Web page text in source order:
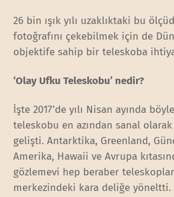
26 bin ışık yılı uzaklıktaki bu
fotoğrafını çekebilmek için de
objektife sahip bir teleskoba
‘Olay Ufku Teleskobu’ nedir?
İşte 2017’de yılı Nisan ayında
teleskobu en azından sanal
gelişti. Antarktika, Greenland,
Amerika, Hawaii ve Avrupa
gözlemevi hep beraber
merkezindeki kara deliğe yöneltti.